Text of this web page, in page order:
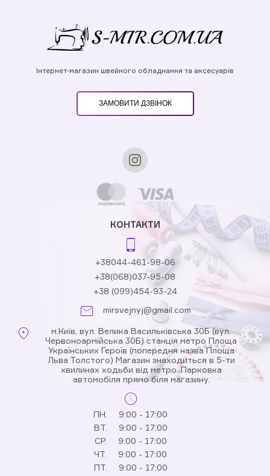
Інтернет-магазин швейного обладнання та аксесуарів
ЗАМОВИТИ ДЗВІНОК
КОНТАКТИ
+38044-461-98-06
+38(068)037-95-08
+38 (099)454-93-24
mirsvejnyj@gmail.com
м.Київ, вул. Велика Васильківська 30Б (вул.
Червоноармійська 30Б) станція метро Площа
Українських Героїв (попередня назва Площа
Льва Толстого) Магазин знаходиться в 5-ти
хвилинах ходьби від метро. Парковка
автомобіля прямо біля магазину.
ПН.
9:00 - 17:00
ВТ.
9:00 - 17:00
СР.
9:00 - 17:00
ЧТ.
9:00 - 17:00
ПТ.
9:00 - 17:00